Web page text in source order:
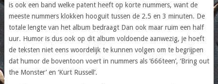
is ook een band welke patent heeft op korte nummers, want de
meeste nummers klokken hooguit tussen de 2.5 en 3 minuten. De
totale lengte van het album bedraagt Dan ook maar ruim een half
uur. Humor is dus ook op dit album voldoende aanwezig, je hoeft
de teksten niet eens woordelijk te kunnen volgen om te begrijpen
dat humor de boventoon voert in nummers als ‘666teen’, ‘Bring out
the Monster’ en ‘Kurt Russell’.